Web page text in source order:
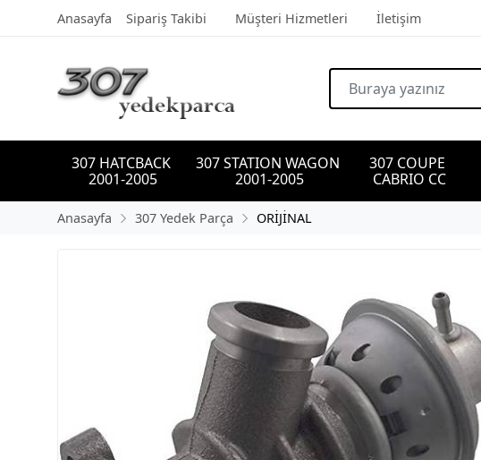
Anasayfa Sipariş Takibi Müşteri Hizmetleri İletişim
307 HATCBACK
2001-2005
307 STATION WAGON
2001-2005
307 COUPE
CABRIO CC
Anasayfa 307 Yedek Parça ORİJİNAL